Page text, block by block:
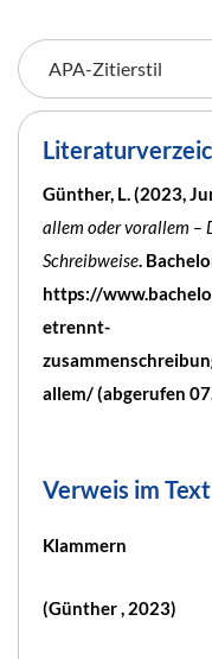
Günther, L. (2023,
allem oder vorallem –
Schreibweise.
https://
etrennt-
allem/ (abgerufen
Verweis im Text
Klammern
(Günther , 2023)